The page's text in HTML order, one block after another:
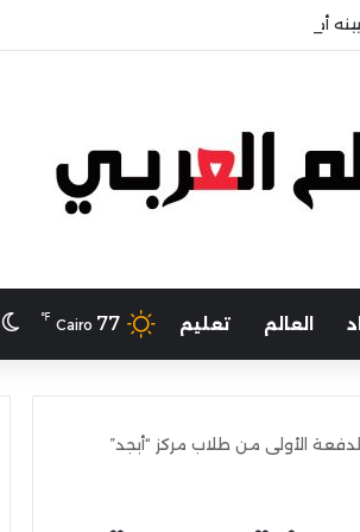
أمينًا عامًا لمجلس الجامعات الخاصة
العالم تعليم Cairo 77
℉
الأولى من طلاب مركز “أبجد”